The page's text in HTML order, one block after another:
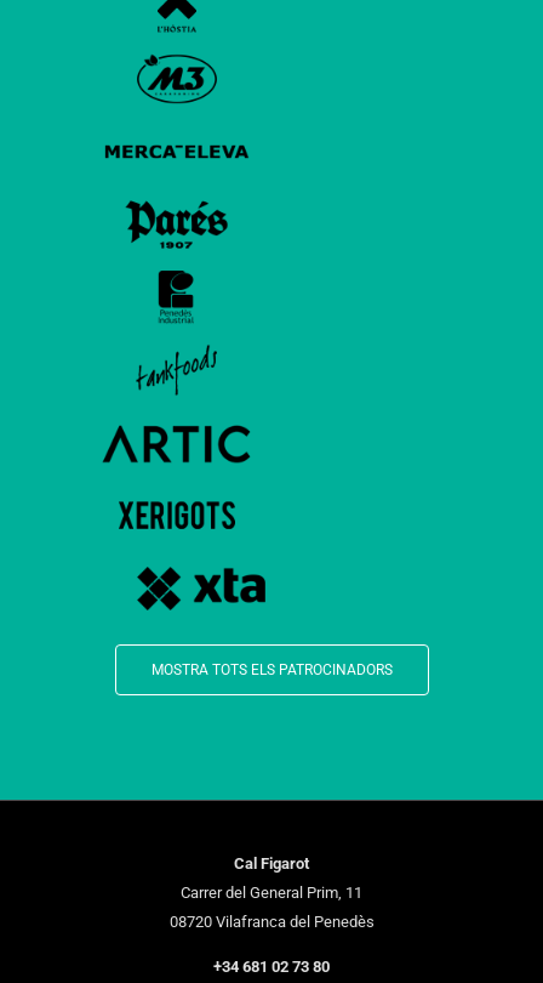
MOSTRA TOTS ELS PATROCINADORS
Cal Figarot
Carrer del General Prim, 11
08720 Vilafranca del Penedès
+34 681 02 73 80